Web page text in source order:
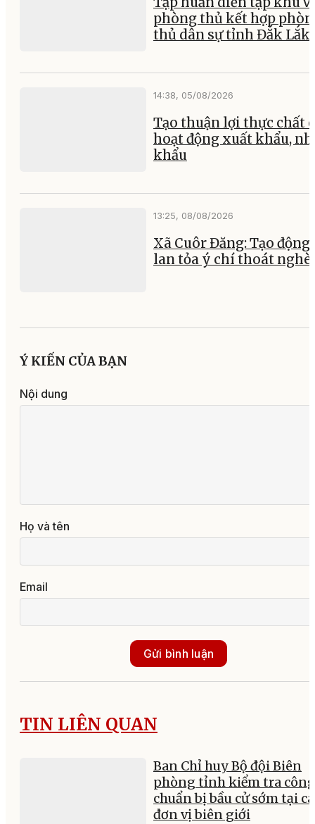
phòng thủ kết hợp
thủ dân sự tỉnh Đắk Lắk
14:38, 05/08/2026
Tạo thuận lợi thực chất
hoạt động xuất khẩu,
khẩu
13:25, 08/08/2026
Xã Cuôr Đăng: Tạo động
lan tỏa ý chí thoát
Ý KIẾN CỦA BẠN
Nội dung
Họ và tên
Email
Gửi bình luận
TIN LIÊN QUAN
Ban Chỉ huy Bộ đội Biên
phòng tỉnh kiểm tra
chuẩn bị bầu cử sớm tại
đơn vị biên giới